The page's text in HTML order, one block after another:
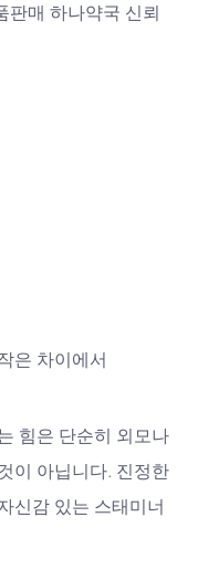
판매 하나약국 신뢰
은 차이에서
힘은 단순히 외모나
이 아닙니다. 진정한
신감 있는 스태미너